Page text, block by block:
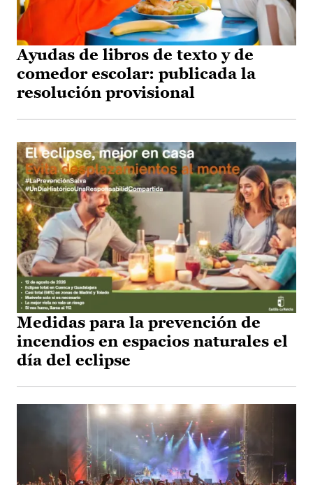
Ayudas de libros de texto y de
comedor escolar: publicada la
resolución provisional
Medidas para la prevención de
incendios en espacios naturales el
día del eclipse